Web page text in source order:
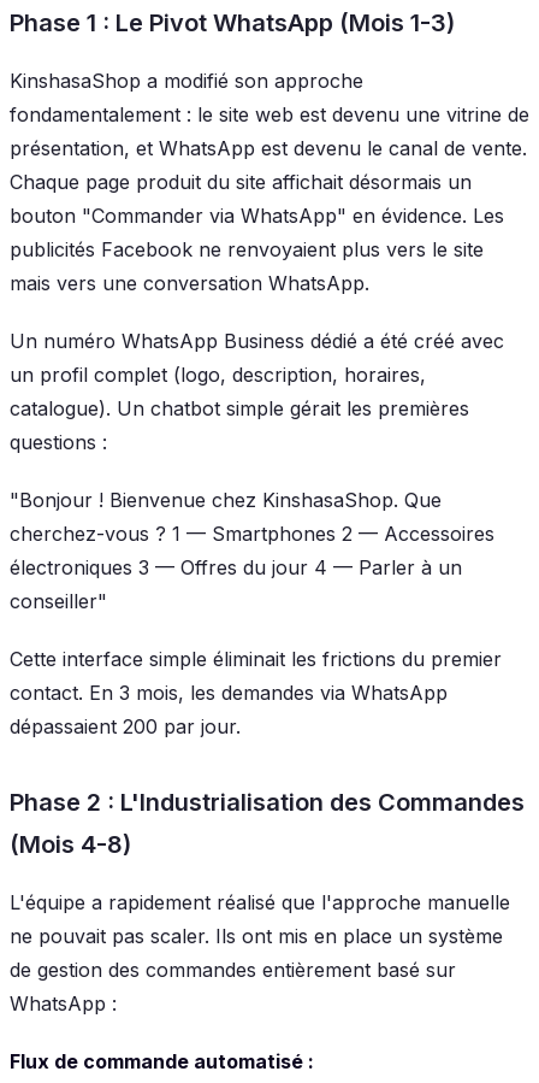
Phase 1 : Le Pivot WhatsApp (Mois 1-3)
KinshasaShop a modifié son approche
fondamentalement : le site web est devenu une vitrine de
présentation, et WhatsApp est devenu le canal de vente.
Chaque page produit du site affichait désormais un
bouton "Commander via WhatsApp" en évidence. Les
publicités Facebook ne renvoyaient plus vers le site
mais vers une conversation WhatsApp.
Un numéro WhatsApp Business dédié a été créé avec
un profil complet (logo, description, horaires,
catalogue). Un chatbot simple gérait les premières
questions :
"Bonjour ! Bienvenue chez KinshasaShop. Que
cherchez-vous ? 1 — Smartphones 2 — Accessoires
électroniques 3 — Offres du jour 4 — Parler à un
conseiller"
Cette interface simple éliminait les frictions du premier
contact. En 3 mois, les demandes via WhatsApp
dépassaient 200 par jour.
Phase 2 : L'Industrialisation des Commandes
(Mois 4-8)
L'équipe a rapidement réalisé que l'approche manuelle
ne pouvait pas scaler. Ils ont mis en place un système
de gestion des commandes entièrement basé sur
WhatsApp :
Flux de commande automatisé :